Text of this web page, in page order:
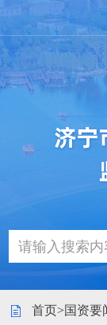
首页>国资要